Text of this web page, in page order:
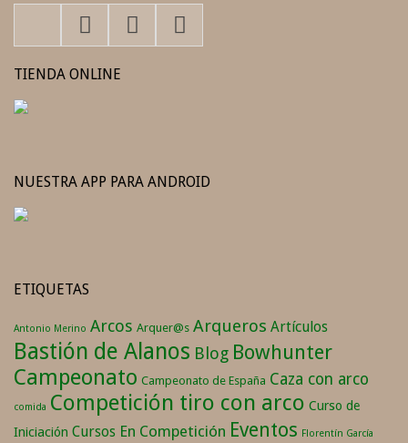
TIENDA ONLINE
NUESTRA APP PARA ANDROID
ETIQUETAS
Antonio Merino Arcos Arquer@s Arqueros Artículos
Bastión de Alanos Blog Bowhunter
Campeonato Campeonato de España Caza con arco
comida Competición tiro con arco Curso de
Iniciación Cursos En Competición Eventos Florentín García